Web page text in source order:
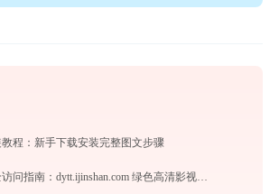
程：新手下载安装完整图文步骤
电影天堂安全访问指南：dytt.ijinshan.com 绿色高清影视资源获取秘籍